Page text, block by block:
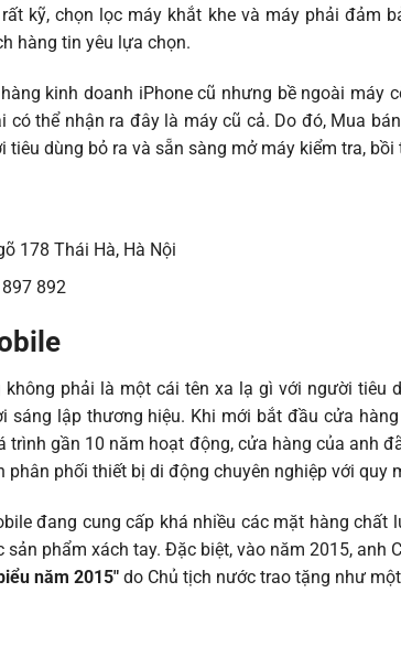
kỹ, chọn lọc máy khắt khe và máy phải đảm
hàng tin yêu lựa chọn.
kinh doanh iPhone cũ nhưng bề ngoài máy
có thể nhận ra đây là máy cũ cả. Do đó, Mua
tiêu dùng bỏ ra và sẵn sàng mở máy kiểm tra,
178 Thái Hà, Hà Nội
892
không phải là một cái tên xa lạ gì với người
sáng lập thương hiệu. Khi mới bắt đầu cửa
trình gần 10 năm hoạt động, cửa hàng của anh
phân phối thiết bị di động chuyên nghiệp với quy
đang cung cấp khá nhiều các mặt hàng
sản phẩm xách tay. Đặc biệt, vào năm 2015, anh
năm 2015″do Chủ tịch nước trao tặng như